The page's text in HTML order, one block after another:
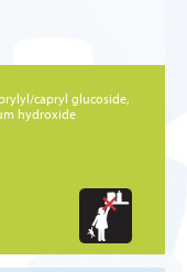
capryl glucoside,
hydroxide